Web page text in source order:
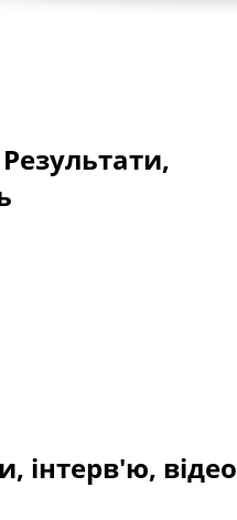
інтерв'ю, відео